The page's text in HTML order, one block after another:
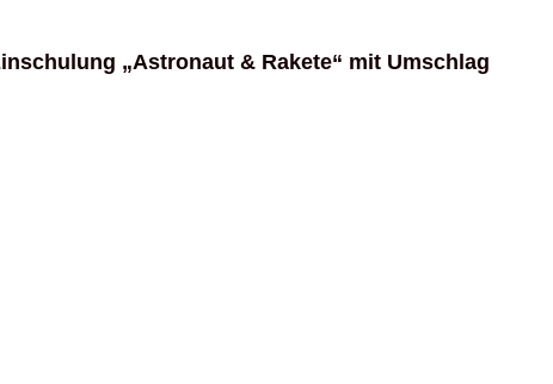
„Astronaut & Rakete“ mit Umschlag